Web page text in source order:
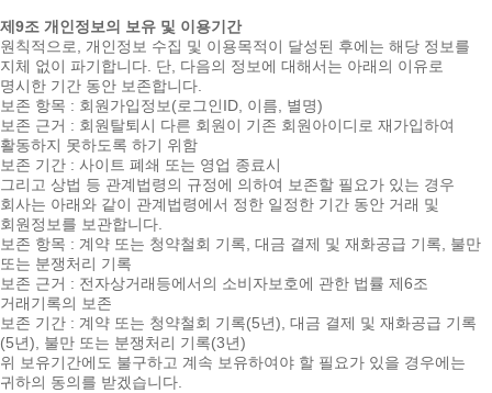
제9조 개인정보의 보유 및 이용기간
원칙적으로, 개인정보 수집 및 이용목적이 달성된 후에는 해당 정보를
지체 없이 파기합니다. 단, 다음의 정보에 대해서는 아래의 이유로
명시한 기간 동안 보존합니다.
보존 항목 : 회원가입정보(로그인ID, 이름, 별명)
보존 근거 : 회원탈퇴시 다른 회원이 기존 회원아이디로 재가입하여
활동하지 못하도록 하기 위함
보존 기간 : 사이트 폐쇄 또는 영업 종료시
그리고 상법 등 관계법령의 규정에 의하여 보존할 필요가 있는 경우
회사는 아래와 같이 관계법령에서 정한 일정한 기간 동안 거래 및
회원정보를 보관합니다.
보존 항목 : 계약 또는 청약철회 기록, 대금 결제 및 재화공급 기록, 불만
또는 분쟁처리 기록
보존 근거 : 전자상거래등에서의 소비자보호에 관한 법률 제6조
거래기록의 보존
보존 기간 : 계약 또는 청약철회 기록(5년), 대금 결제 및 재화공급 기록
(5년), 불만 또는 분쟁처리 기록(3년)
위 보유기간에도 불구하고 계속 보유하여야 할 필요가 있을 경우에는
귀하의 동의를 받겠습니다.